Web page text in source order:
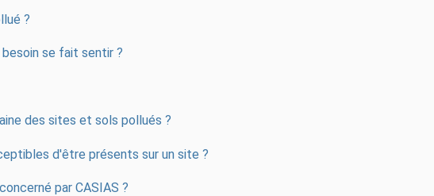
?
se fait sentir ?
des sites et sols pollués ?
d'être présents sur un site ?
par CASIAS ?